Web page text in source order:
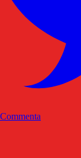
Commenta